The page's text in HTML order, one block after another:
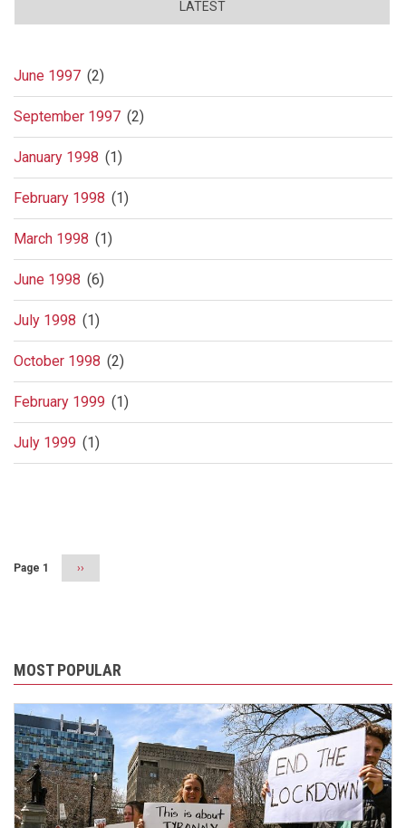
LATEST
June 1997 (2)
September 1997 (2)
January 1998 (1)
February 1998 (1)
March 1998 (1)
June 1998 (6)
July 1998 (1)
October 1998 (2)
February 1999 (1)
July 1999 (1)
Page 1
Next
page
››
MOST POPULAR